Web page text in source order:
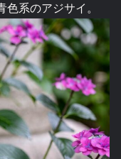
系のアジサイ。